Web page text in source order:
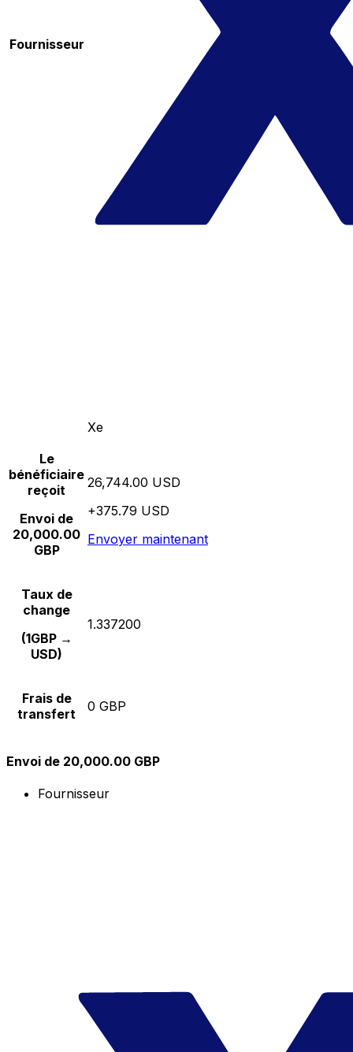
Fournisseur
Xe
Le
bénéficiaire
reçoit
Envoi de
20,000.00
GBP
26,744.00 USD
+375.79 USD
Envoyer maintenant
Taux de
change
(1GBP →
USD)
1.337200
Frais de
transfert
0 GBP
Envoi de 20,000.00 GBP
Fournisseur